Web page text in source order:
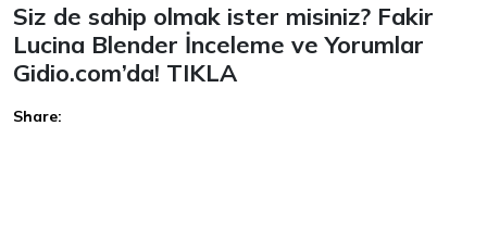
Siz de sahip olmak ister misiniz? Fakir
Lucina Blender İnceleme ve Yorumlar
Gidio.com’da! TIKLA
Share: